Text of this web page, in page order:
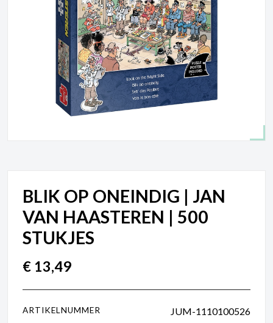
BLIK OP ONEINDIG | JAN
VAN HAASTEREN | 500
STUKJES
€ 13,49
ARTIKELNUMMER JUM-1110100526